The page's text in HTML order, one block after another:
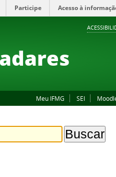
Participe Acesso à
Meu IFMG SEI